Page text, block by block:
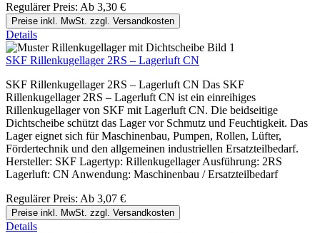
Regulärer Preis: Ab 3,30 €
Preise inkl. MwSt. zzgl. Versandkosten
Details
SKF Rillenkugellager 2RS – Lagerluft CN
SKF Rillenkugellager 2RS – Lagerluft CN Das SKF
Rillenkugellager 2RS – Lagerluft CN ist ein einreihiges
Rillenkugellager von SKF mit Lagerluft CN. Die beidseitige
Dichtscheibe schützt das Lager vor Schmutz und Feuchtigkeit. Das
Lager eignet sich für Maschinenbau, Pumpen, Rollen, Lüfter,
Fördertechnik und den allgemeinen industriellen Ersatzteilbedarf.
Hersteller: SKF Lagertyp: Rillenkugellager Ausführung: 2RS
Lagerluft: CN Anwendung: Maschinenbau / Ersatzteilbedarf
Regulärer Preis: Ab 3,07 €
Preise inkl. MwSt. zzgl. Versandkosten
Details